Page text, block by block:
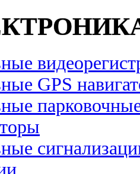
GPS